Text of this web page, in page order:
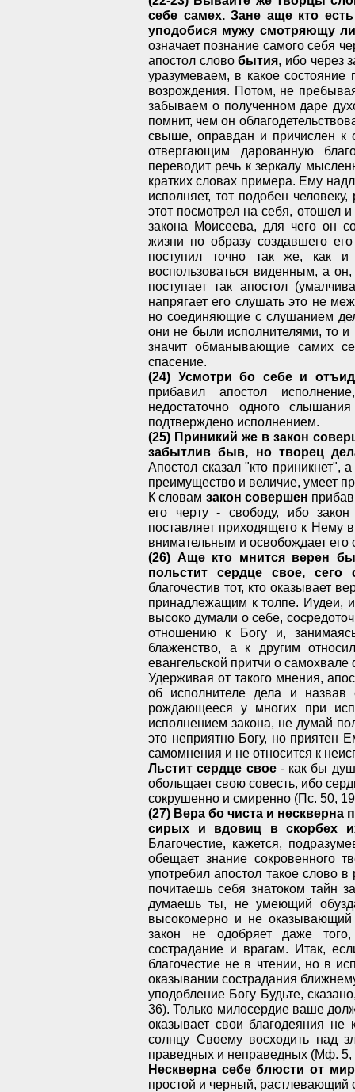
себе самех. Зане аще кто
уподобися мужу смотряющу
означает познание самого себя
апостол словобытия, ибо через
уразумеваем, в какое
возрождения. Потом, не
забываем о полученном даре
помнит, чем он
свыше, оправдан и причислен
отвергающим дарованную
переводит речь к зеркалу
кратких словах примера. Ему
исполняет, тот подобен
этот посмотрел на себя, отошел и
закона Моисеева, для чего он
жизни по образу создавшего
поступил точно так же, как
воспользоваться виденным, а
поступает так апостол
напрягает его слушать это не
но соединяющие с слушанием
они не были исполнителями, то
значит обманывающие самих
спасение.
(24) Усмотри бо себе и
прибавил апостол
недостаточно одного
подтверждено исполнением.
(25) Приникий же в закон
забытлив быв, но творец
Апостол сказал "кто приникнет",
преимущество и величие, умеет
К словам закон совершен
его черту - свободу, ибо закон
поставляет приходящего к Нему
внимательным и освобождает его
(26) Аще кто мнится верен
польстит сердце свое, сего
благочестив тот, кто оказывает
принадлежащим к толпе. Иудеи,
высоко думали о себе,
отношению к Богу и,
блаженство, а к другим
евангельской притчи о
Удерживая от такого мнения,
об исполнителе дела и назвав
рождающееся у многих при
исполнением закона, не думай
это неприятно Богу, но приятен
самомнения и не относится к
Льстит сердце свое- как бы
обольщает свою совесть, ибо
сокрушенно и смиренно (Пс. 50,
(27) Вера бо чиста и
сирых и вдовиц в скорбех
Благочестие, кажется,
обещает знание сокровенного
употребил апостол такое слово
почитаешь себя знатоком тайн
думаешь ты, не умеющий
высокомерно и не
закон не одобряет даже того,
сострадание и врагам. Итак,
благочестие не в чтении, но в
оказывании сострадания
уподобление Богу Будьте,
36). Только милосердие ваше
оказывает свои благодеяния не
солнцу Своему восходить над
праведных и неправедных (Мф. 5,
Нескверна себе блюсти от
простой и черный, растлевающий